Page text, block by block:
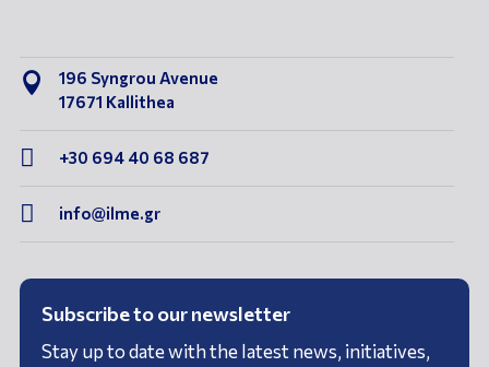

196 Syngrou Avenue
17671 Kallithea
 +30 694 40 68 687
 info@ilme.gr
Subscribe to our newsletter
Stay up to date with the latest news, initiatives,